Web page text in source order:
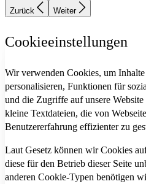
Zurück Weiter
Cookieeinstellungen
Wir verwenden Cookies, um
personalisieren, Funktionen für
und die Zugriffe auf unsere
kleine Textdateien, die von
Benutzererfahrung effizienter zu
Laut Gesetz können wir Cookies
diese für den Betrieb dieser Seite
anderen Cookie-Typen benötigen